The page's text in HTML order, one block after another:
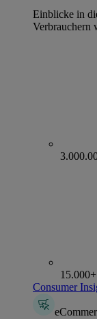
Einblicke in
Verbrauchern
Consumer